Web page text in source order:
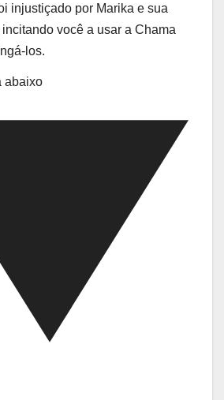
injustiçado por Marika e sua
você a usar a Chama
los.
abaixo